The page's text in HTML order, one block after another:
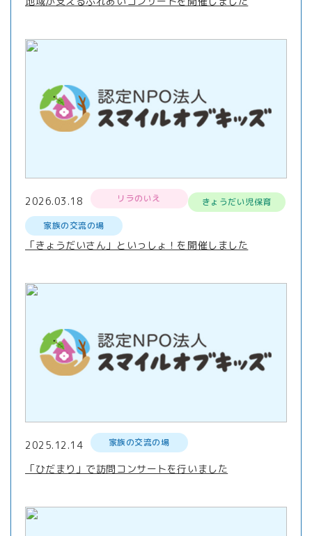
2026.03.18 リラのいえ
きょうだい児保育
家族の交流の場
「きょうだいさん」といっしょ！を開催しました
2025.12.14 家族の交流の場
「ひだまり」で訪問コンサートを行いました